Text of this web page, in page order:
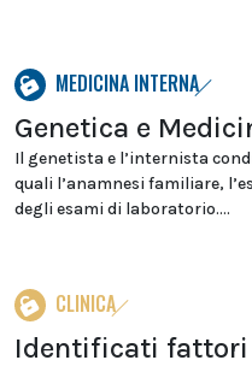
MEDICINA INTERNA
Genetica e
Il genetista e l’internista
quali l’anamnesi familiare,
degli esami di laboratorio....
CLINICA
Identificati